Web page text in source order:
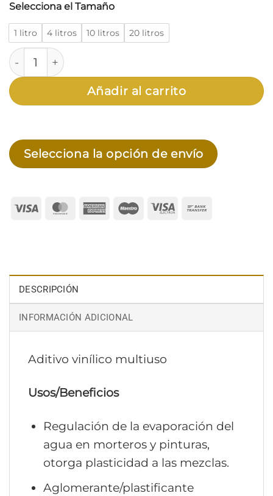
$20.066,71
hasta
Selecciona el Tamaño
1 litro 4 litros 10 litros 20 litros
Tacuru Aditivo Vinílico Multiuso "Weber" cantidad
Añadir al carrito
Selecciona la opción de envío
Visa MasterCardAmericanMaestroVisa
DESCRIPCIÓN
INFORMACIÓN ADICIONAL
Aditivo vinílico multiuso
Usos/Beneficios
Regulación de la evaporación del
agua en morteros y pinturas,
otorga plasticidad a las mezclas.
Aglomerante/plastificante